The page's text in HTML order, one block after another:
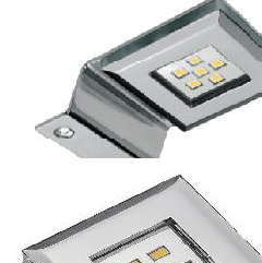
СВЕТОДИОДНЫЙ СВЕТИЛЬНИК
(НАДШКАФНЫЙ СВЕТИЛЬНИК)